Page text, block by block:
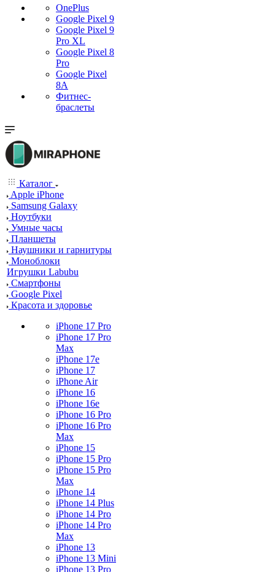
OnePlus
Google Pixel 9
Google Pixel 9
Pro XL
Google Pixel 8
Pro
Google Pixel
8A
Фитнес-
браслеты
Каталог
Apple iPhone
Samsung Galaxy
Ноутбуки
Умные часы
Планшеты
Наушники и гарнитуры
Моноблоки
Игрушки Labubu
Смартфоны
Google Pixel
Красота и здоровье
iPhone 17 Pro
iPhone 17 Pro
Max
iPhone 17e
iPhone 17
iPhone Air
iPhone 16
iPhone 16e
iPhone 16 Pro
iPhone 16 Pro
Max
iPhone 15
iPhone 15 Pro
iPhone 15 Pro
Max
iPhone 14
iPhone 14 Plus
iPhone 14 Pro
iPhone 14 Pro
Max
iPhone 13
iPhone 13 Mini
iPhone 13 Pro